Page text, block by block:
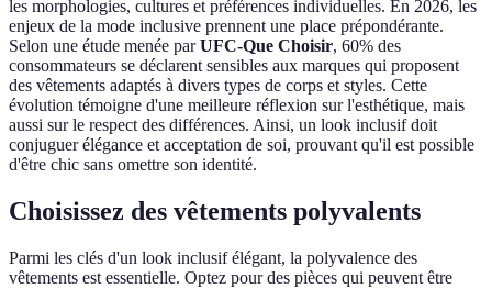
les morphologies, cultures et préférences individuelles. En 2026, les
enjeux de la mode inclusive prennent une place prépondérante.
Selon une étude menée parUFC-Que Choisir, 60% des
consommateurs se déclarent sensibles aux marques qui proposent
des vêtements adaptés à divers types de corps et styles. Cette
évolution témoigne d'une meilleure réflexion sur l'esthétique, mais
aussi sur le respect des différences. Ainsi, un look inclusif doit
conjuguer élégance et acceptation de soi, prouvant qu'il est possible
d'être chic sans omettre son identité.
Choisissez des vêtements polyvalents
Parmi les clés d'un look inclusif élégant, la polyvalence des
vêtements est essentielle. Optez pour des pièces qui peuvent être